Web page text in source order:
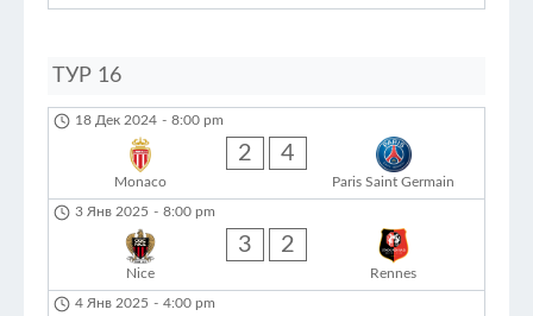
ТУР 16
18 Дек 2024 - 8:00 pm
Monaco
2 4
Paris Saint Germain
3 Янв 2025 - 8:00 pm
Nice
3 2
Rennes
4 Янв 2025 - 4:00 pm